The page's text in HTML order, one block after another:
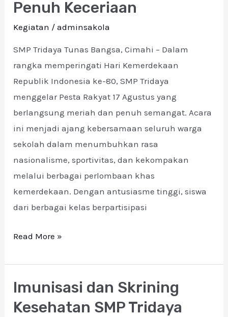
Penuh Keceriaan
Kegiatan /adminsakola
SMP Tridaya Tunas Bangsa, Cimahi – Dalam
rangka memperingati Hari Kemerdekaan
Republik Indonesia ke-80, SMP Tridaya
menggelar Pesta Rakyat 17 Agustus yang
berlangsung meriah dan penuh semangat. Acara
ini menjadi ajang kebersamaan seluruh warga
sekolah dalam menumbuhkan rasa
nasionalisme, sportivitas, dan kekompakan
melalui berbagai perlombaan khas
kemerdekaan. Dengan antusiasme tinggi, siswa
dari berbagai kelas berpartisipasi
di
SMP
Tridaya:
Pesta
Rakyat
Keceriaan
Read More »
Imunisasi dan Skrining
Kesehatan SMP Tridaya
Imunisasi
dan